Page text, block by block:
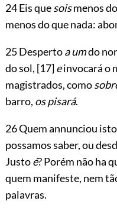
24 Eis quesoismenos
menos do que nada:
25 Despertoa umdo
do sol, [17]einvocará o
magistrados, como
barro, os pisará.
26 Quem annunciou
possamos saber, ou
Justoé? Porém não ha
quem manifeste, nem
palavras.